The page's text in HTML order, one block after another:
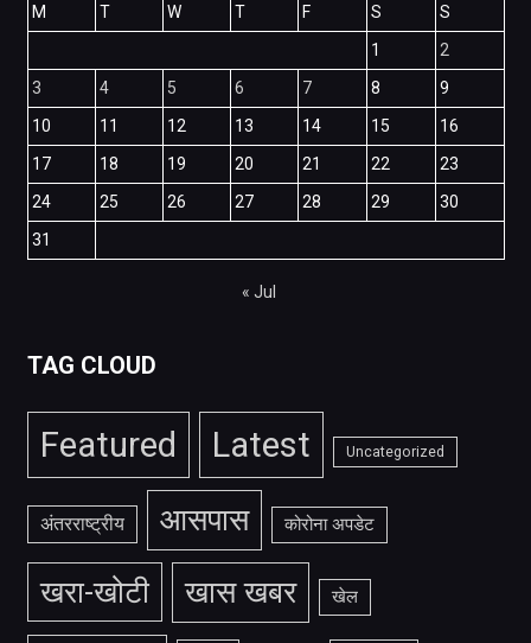
M
T W T F S
S
1
2
3
4 5 6 7 8
9
10
11 12 13 14 15
16
17
18 19 20 21 22
23
24
25 26 27 28 29
30
31
« Jul
TAG CLOUD
Featured Latest Uncategorized
अंतरराष्ट्रीय आसपास कोरोना अपडेट
खरा-खोटी खास खबर खेल